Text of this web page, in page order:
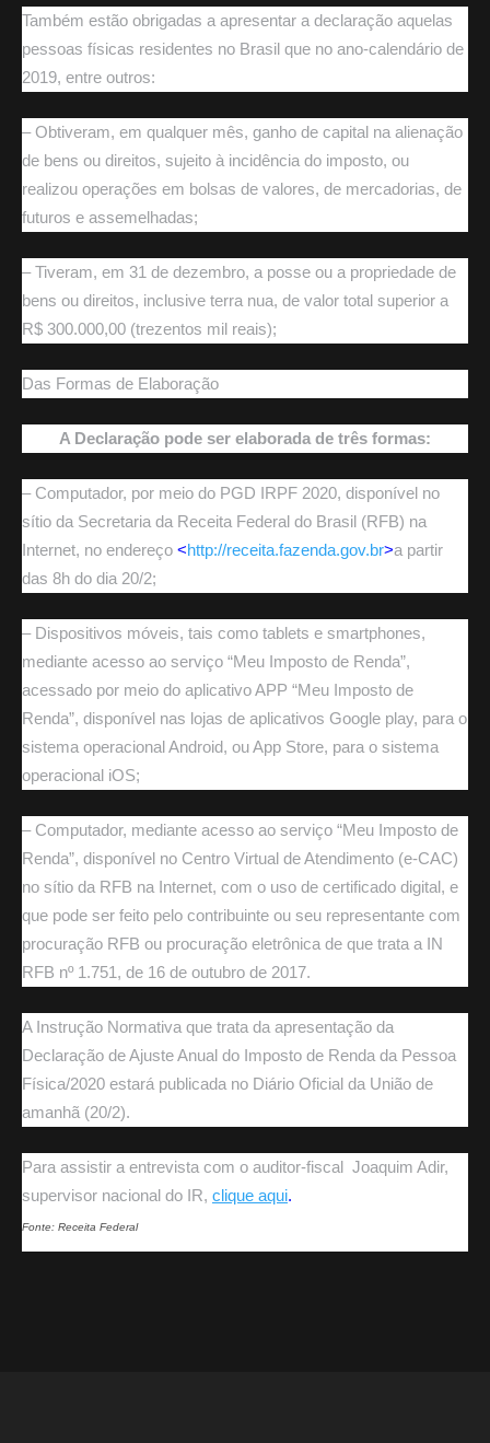
Também estão obrigadas a apresentar a declaração aquelas
pessoas físicas residentes no Brasil que no ano-calendário de
2019, entre outros:
– Obtiveram, em qualquer mês, ganho de capital na alienação
de bens ou direitos, sujeito à incidência do imposto, ou
realizou operações em bolsas de valores, de mercadorias, de
futuros e assemelhadas;
– Tiveram, em 31 de dezembro, a posse ou a propriedade de
bens ou direitos, inclusive terra nua, de valor total superior a
R$ 300.000,00 (trezentos mil reais);
Das Formas de Elaboração
A Declaração pode ser elaborada de três formas:
– Computador, por meio do PGD IRPF 2020, disponível no
sítio da Secretaria da Receita Federal do Brasil (RFB) na
Internet, no endereço <http://receita.fazenda.gov.br>a partir
das 8h do dia 20/2;
– Dispositivos móveis, tais como tablets e smartphones,
mediante acesso ao serviço “Meu Imposto de Renda”,
acessado por meio do aplicativo APP “Meu Imposto de
Renda”, disponível nas lojas de aplicativos Google play, para o
sistema operacional Android, ou App Store, para o sistema
operacional iOS;
– Computador, mediante acesso ao serviço “Meu Imposto de
Renda”, disponível no Centro Virtual de Atendimento (e-CAC)
no sítio da RFB na Internet, com o uso de certificado digital, e
que pode ser feito pelo contribuinte ou seu representante com
procuração RFB ou procuração eletrônica de que trata a IN
RFB nº 1.751, de 16 de outubro de 2017.
A Instrução Normativa que trata da apresentação da
Declaração de Ajuste Anual do Imposto de Renda da Pessoa
Física/2020 estará publicada no Diário Oficial da União de
amanhã (20/2).
Para assistir a entrevista com o auditor-fiscal Joaquim Adir,
supervisor nacional do IR, clique aqui.
Fonte: Receita Federal